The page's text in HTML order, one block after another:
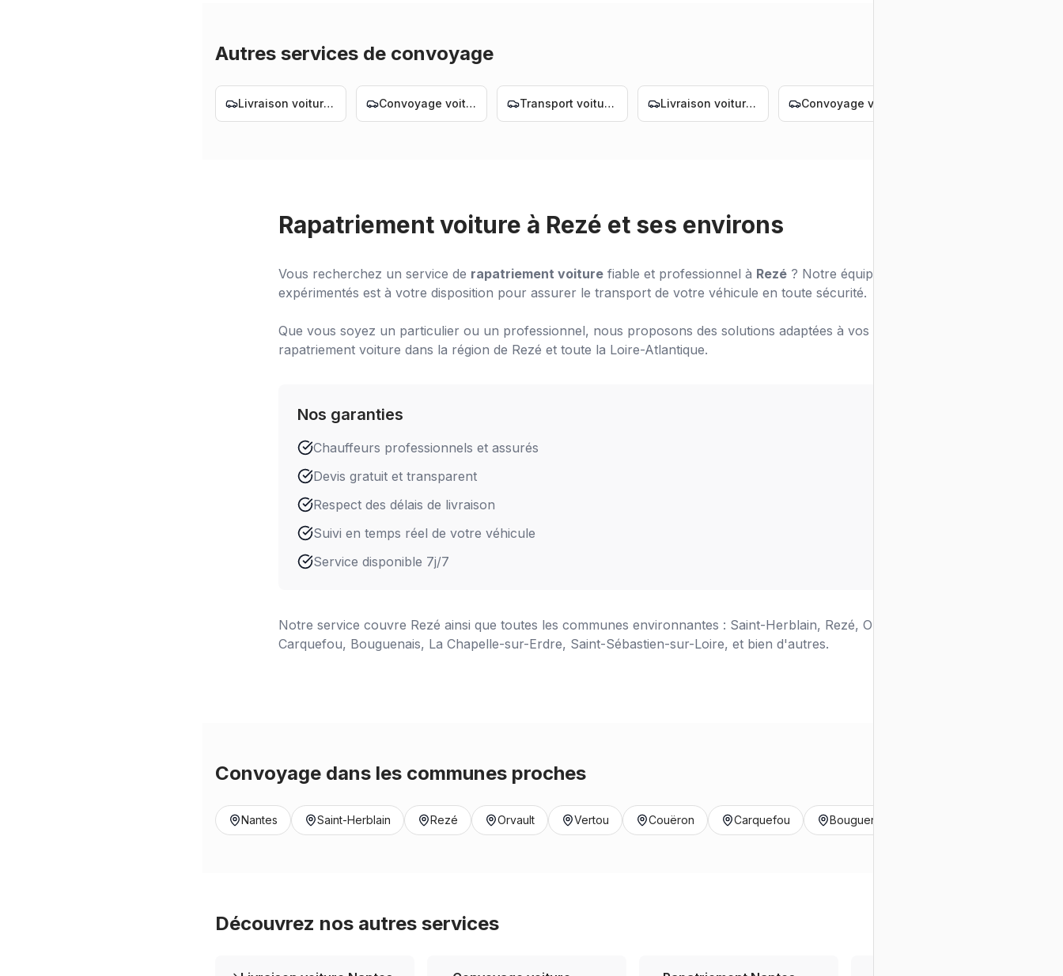
Autres services de convoyage
Livraison voiture Nantes Convoyage voiture Nantes Transport voiture Nantes Livraison voiture électrique Nantes
Rapatriement voiture à Rezé et ses environs
Vous recherchez un service de rapatriement voiture fiable et professionnel à Rezé ? Notre équipe de chauffeurs
expérimentés est à votre disposition pour assurer le transport de votre véhicule en toute sécurité.
Que vous soyez un particulier ou un professionnel, nous proposons des solutions adaptées à vos besoins de
rapatriement voiture dans la région de Rezé et toute la Loire-Atlantique.
Nos garanties
Chauffeurs professionnels et assurés
Devis gratuit et transparent
Respect des délais de livraison
Suivi en temps réel de votre véhicule
Service disponible 7j/7
Notre service couvre Rezé ainsi que toutes les communes environnantes : Saint-Herblain, Rezé, Orvault, Vertou,
Carquefou, Bouguenais, La Chapelle-sur-Erdre, Saint-Sébastien-sur-Loire, et bien d'autres.
Convoyage dans les communes proches
Nantes Saint-Herblain Rezé Orvault Vertou Couëron Carquefou Bouguenais
Découvrez nos autres services